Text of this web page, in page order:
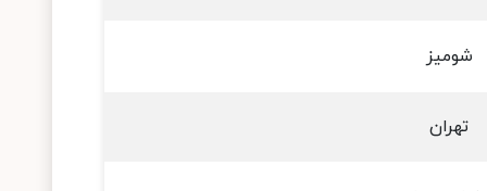
شومیز
تهران